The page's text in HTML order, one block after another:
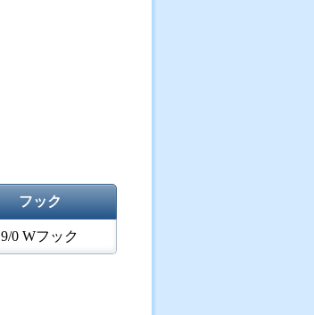
フック
9/0 Wフック